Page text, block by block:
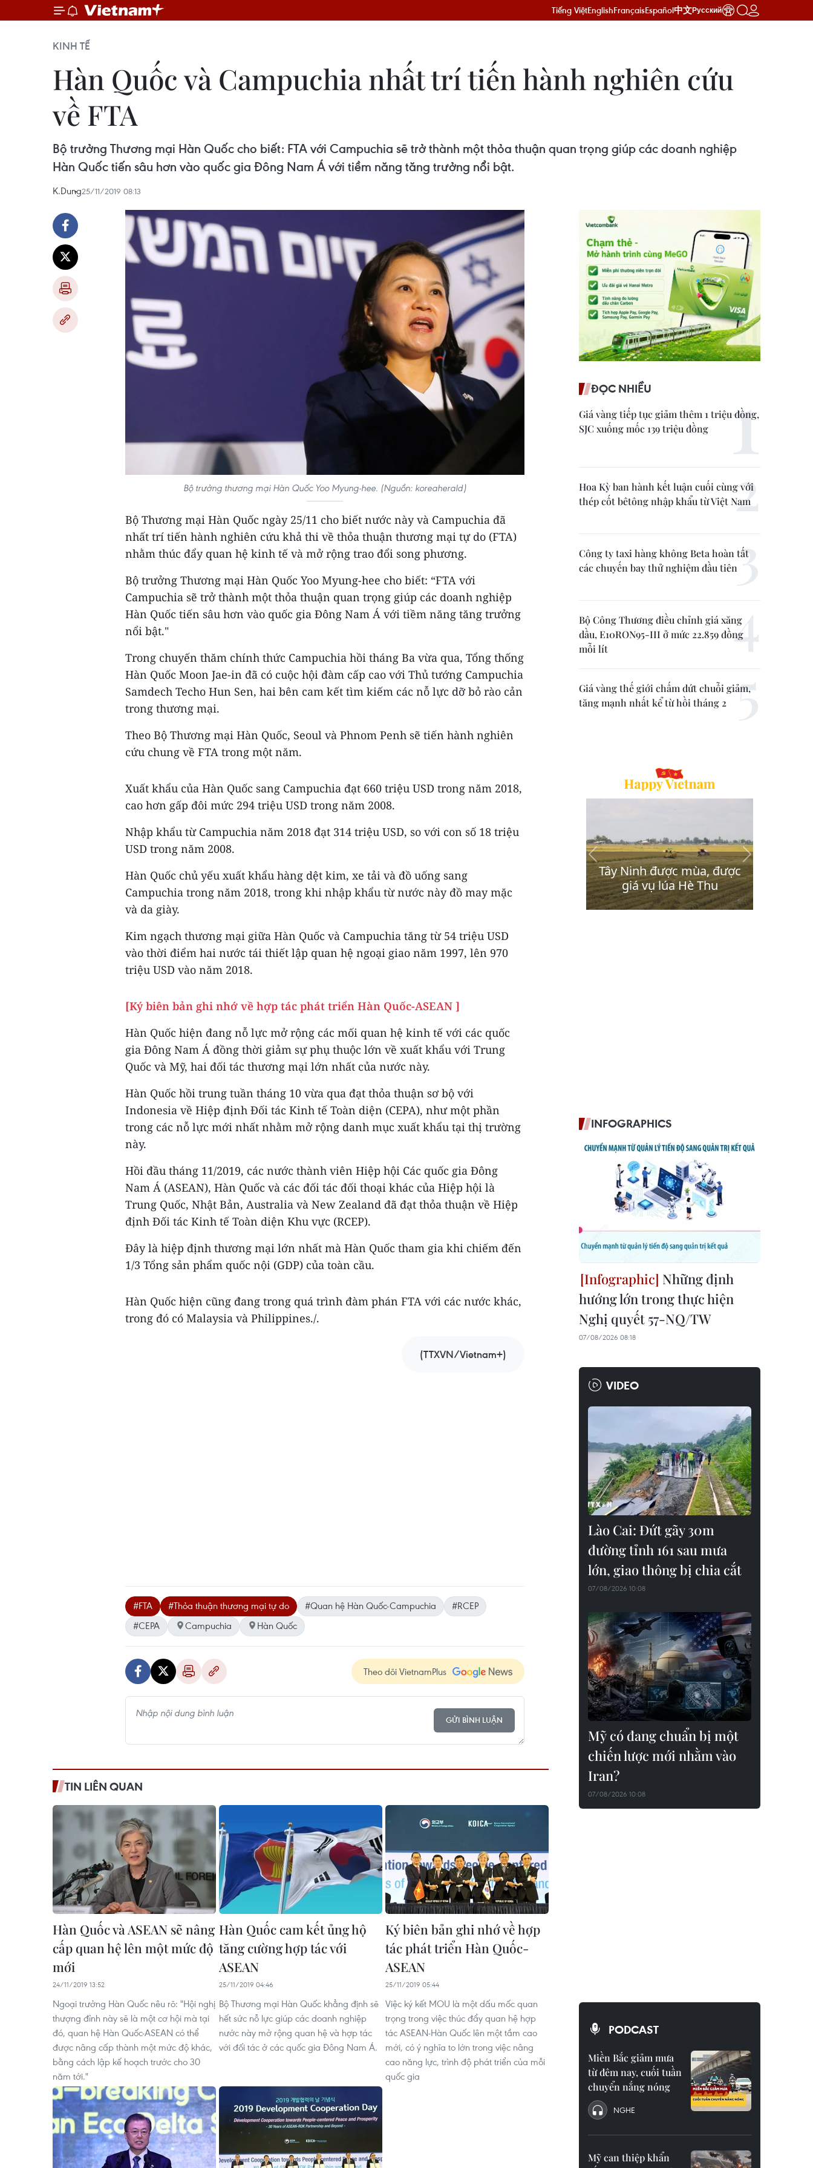
Tiếng ViệtEnglishFrançaisEspañol中文Русский
KINH TẾ
Hàn Quốc và Campuchia nhất trí tiến hành nghiên cứu
về FTA
Bộ trưởng Thương mại Hàn Quốc cho biết: FTA với Campuchia sẽ trở thành một thỏa thuận quan trọng giúp các doanh nghiệp
Hàn Quốc tiến sâu hơn vào quốc gia Đông Nam Á với tiềm năng tăng trưởng nổi bật.
K.Dung25/11/2019 08:13
Bộ trưởng thương mại Hàn Quốc Yoo Myung-hee. (Nguồn: koreaherald)
Bộ Thương mại Hàn Quốc ngày 25/11 cho biết nước này và Campuchia đã
nhất trí tiến hành nghiên cứu khả thi về thỏa thuận thương mại tự do (FTA)
nhằm thúc đẩy quan hệ kinh tế và mở rộng trao đổi song phương.
Bộ trưởng Thương mại Hàn Quốc Yoo Myung-hee cho biết: “FTA với
Campuchia sẽ trở thành một thỏa thuận quan trọng giúp các doanh nghiệp
Hàn Quốc tiến sâu hơn vào quốc gia Đông Nam Á với tiềm năng tăng trưởng
nổi bật."
Trong chuyến thăm chính thức Campuchia hồi tháng Ba vừa qua, Tổng thống
Hàn Quốc Moon Jae-in đã có cuộc hội đàm cấp cao với Thủ tướng Campuchia
Samdech Techo Hun Sen, hai bên cam kết tìm kiếm các nỗ lực dỡ bỏ rào cản
trong thương mại.
Theo Bộ Thương mại Hàn Quốc, Seoul và Phnom Penh sẽ tiến hành nghiên
cứu chung về FTA trong một năm.
Xuất khẩu của Hàn Quốc sang Campuchia đạt 660 triệu USD trong năm 2018,
cao hơn gấp đôi mức 294 triệu USD trong năm 2008.
Nhập khẩu từ Campuchia năm 2018 đạt 314 triệu USD, so với con số 18 triệu
USD trong năm 2008.
Hàn Quốc chủ yếu xuất khẩu hàng dệt kim, xe tải và đồ uống sang
Campuchia trong năm 2018, trong khi nhập khẩu từ nước này đồ may mặc
và da giày.
Kim ngạch thương mại giữa Hàn Quốc và Campuchia tăng từ 54 triệu USD
vào thời điểm hai nước tái thiết lập quan hệ ngoại giao năm 1997, lên 970
triệu USD vào năm 2018.
[Ký biên bản ghi nhớ về hợp tác phát triển Hàn Quốc-ASEAN ]
Hàn Quốc hiện đang nỗ lực mở rộng các mối quan hệ kinh tế với các quốc
gia Đông Nam Á đồng thời giảm sự phụ thuộc lớn về xuất khẩu với Trung
Quốc và Mỹ, hai đối tác thương mại lớn nhất của nước này.
Hàn Quốc hồi trung tuần tháng 10 vừa qua đạt thỏa thuận sơ bộ với
Indonesia về Hiệp định Đối tác Kinh tế Toàn diện (CEPA), như một phần
trong các nỗ lực mới nhất nhằm mở rộng danh mục xuất khẩu tại thị trường
này.
Hồi đầu tháng 11/2019, các nước thành viên Hiệp hội Các quốc gia Đông
Nam Á (ASEAN), Hàn Quốc và các đối tác đối thoại khác của Hiệp hội là
Trung Quốc, Nhật Bản, Australia và New Zealand đã đạt thỏa thuận về Hiệp
định Đối tác Kinh tế Toàn diện Khu vực (RCEP).
Đây là hiệp định thương mại lớn nhất mà Hàn Quốc tham gia khi chiếm đến
1/3 Tổng sản phẩm quốc nội (GDP) của toàn cầu.
Hàn Quốc hiện cũng đang trong quá trình đàm phán FTA với các nước khác,
trong đó có Malaysia và Philippines./.
(TTXVN/Vietnam+)
#FTA #Thỏa thuận thương mại tự do #Quan hệ Hàn Quốc-Campuchia
#RCEP
#CEPA
Campuchia Hàn Quốc
Theo dõi VietnamPlus
GỬI BÌNH LUẬN
TIN LIÊN QUAN
Hàn Quốc và ASEAN sẽ nâng
cấp quan hệ lên một mức độ
mới
24/11/2019 13:52
Ngoại trưởng Hàn Quốc nêu rõ: "Hội nghị
thượng đỉnh này sẽ là một cơ hội mà tại
đó, quan hệ Hàn Quốc-ASEAN có thể
được nâng cấp thành một mức độ khác,
bằng cách lập kế hoạch trước cho 30
năm tới."
Hàn Quốc cam kết ủng hộ
tăng cường hợp tác với
ASEAN
25/11/2019 04:46
Bộ Thương mại Hàn Quốc khẳng định sẽ
hết sức nỗ lực giúp các doanh nghiệp
nước này mở rộng quan hệ và hợp tác
với đối tác ở các quốc gia Đông Nam Á.
Ký biên bản ghi nhớ về hợp
tác phát triển Hàn Quốc-
ASEAN
25/11/2019 05:44
Việc ký kết MOU là một dấu mốc quan
trọng trong việc thúc đẩy quan hệ hợp
tác ASEAN-Hàn Quốc lên một tầm cao
mới, có ý nghĩa to lớn trong việc nâng
cao năng lực, trình độ phát triển của mỗi
quốc gia
ĐỌC NHIỀU
Giá vàng tiếp tục giảm thêm 1 triệu đồng,
SJC xuống mốc 139 triệu đồng
Hoa Kỳ ban hành kết luận cuối cùng với
thép cốt bêtông nhập khẩu từ Việt Nam
Công ty taxi hàng không Beta hoàn tất
các chuyến bay thử nghiệm đầu tiên
Bộ Công Thương điều chỉnh giá xăng
dầu, E10RON95-III ở mức 22.859 đồng
mỗi lít
Giá vàng thế giới chấm dứt chuỗi giảm,
tăng mạnh nhất kể từ hồi tháng 2
INFOGRAPHICS
Những định
hướng lớn trong thực hiện
Nghị quyết 57-NQ/TW
07/08/2026 08:18
VIDEO
Lào Cai: Đứt gãy 30m
đường tỉnh 161 sau mưa
lớn, giao thông bị chia cắt
07/08/2026 10:08
Mỹ có đang chuẩn bị một
chiến lược mới nhằm vào
Iran?
07/08/2026 10:08
PODCAST
Miền Bắc giảm mưa
từ đêm nay, cuối tuần
chuyển nắng nóng
NGHE
Mỹ can thiệp khẩn